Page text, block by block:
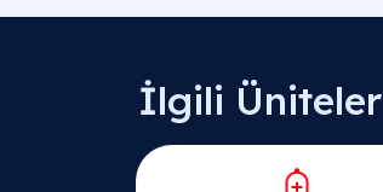
İlgili Üniteler